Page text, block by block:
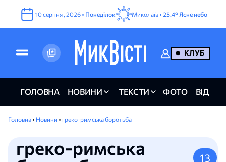
10 серпня , 2026 • Понеділок Миколаїв • 25.4° Ясне небо
КЛУБ
ГОЛОВНА НОВИНИ ТЕКСТИ ФОТО ВІДЕО
Головна • Новини • греко-римська боротьба
греко-римська
13